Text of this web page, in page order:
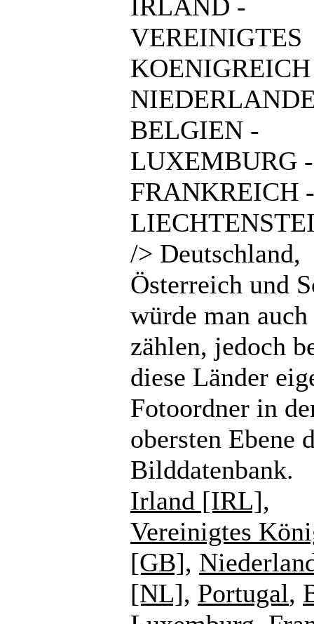
IRLAND -
VEREINIGTES
BELGIEN -
LUXEMBURG -
FRANKREICH -
/> Deutschland,
Österreich und
würde man auch
zählen, jedoch
diese Länder
Fotoordner in
obersten Ebene
Bilddatenbank.
Irland [IRL],
Vereinigtes
[GB],
[NL], Portugal,